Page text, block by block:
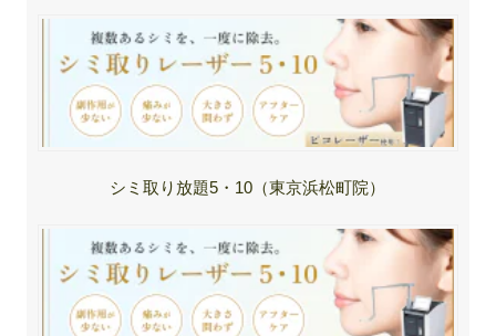
シミ取り放題5・10（東京浜松町院）